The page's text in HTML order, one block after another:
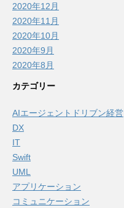
2020年12月
2020年11月
2020年10月
2020年9月
2020年8月
カテゴリー
AIエージェントドリブン経営
DX
IT
Swift
UML
アプリケーション
コミュニケーション